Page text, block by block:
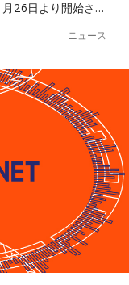
26日より開始さ…
ニュース